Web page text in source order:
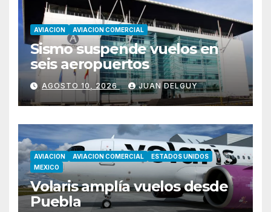
AVIACION AVIACION COMERCIAL
Sismo suspende vuelos en
seis aeropuertos
AGOSTO 10, 2026 JUAN DELGUY
AVIACION AVIACION COMERCIAL
ESTADOS UNIDOS
MEXICO
Volaris amplía vuelos desde
Puebla